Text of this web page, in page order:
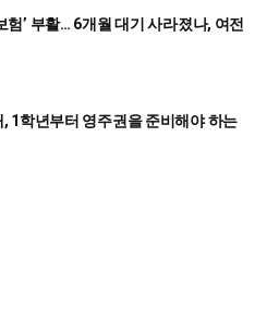
험’ 부활… 6개월 대기 사라졌나, 여전
1학년부터 영주권을 준비해야 하는